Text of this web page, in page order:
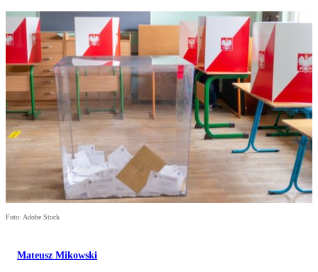
Foto: Adobe Stock
Mateusz Mikowski